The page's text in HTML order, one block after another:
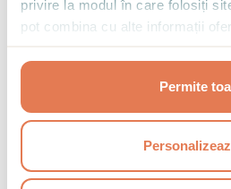
privire la modul în care folosiți
pot combina cu alte informații
Permite
dimineața, în schimb, răspunzi la
faci ordine.